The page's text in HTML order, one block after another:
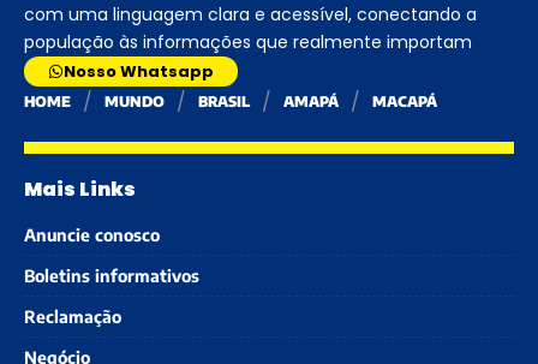
com uma linguagem clara e acessível, conectando a
população às informações que realmente importam
Nosso Whatsapp
HOME MUNDO BRASIL AMAPÁ MACAPÁ
Mais Links
Anuncie conosco
Boletins informativos
Reclamação
Negócio